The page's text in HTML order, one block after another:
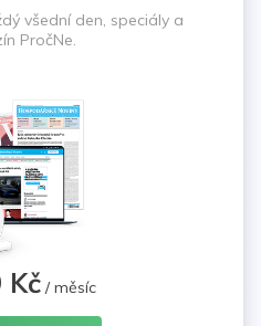
všední den, speciály a
PročNe.
Kč/ měsíc